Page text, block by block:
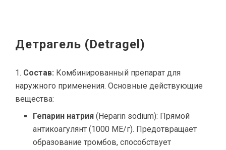
Детрагель (Detragel)
Состав: Комбинированный препарат для
наружного применения. Основные действующие
вещества:
Гепарин натрия (Heparin sodium): Прямой
антикоагулянт (1000 МЕ/г). Предотвращает
образование тромбов, способствует